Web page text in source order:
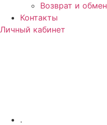
Возврат и обмен
Контакты
Личный кабинет
.